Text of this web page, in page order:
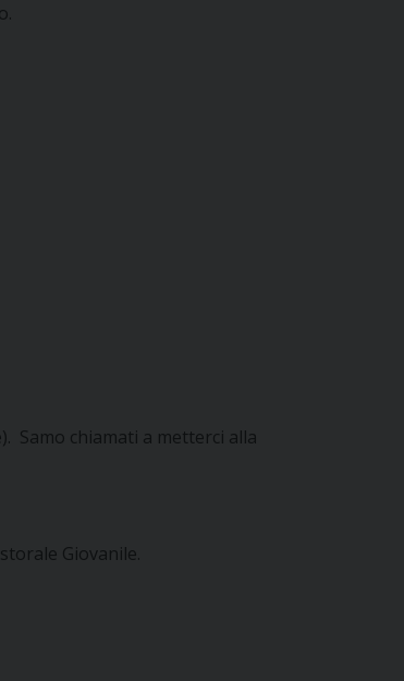
Samo chiamati a metterci alla
Giovanile.